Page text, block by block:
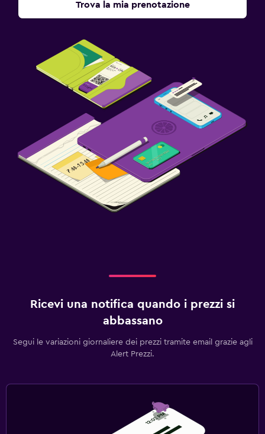
Trova la mia prenotazione
Ricevi una notifica quando i prezzi si
abbassano
Segui le variazioni giornaliere dei prezzi tramite email grazie agli
Alert Prezzi.